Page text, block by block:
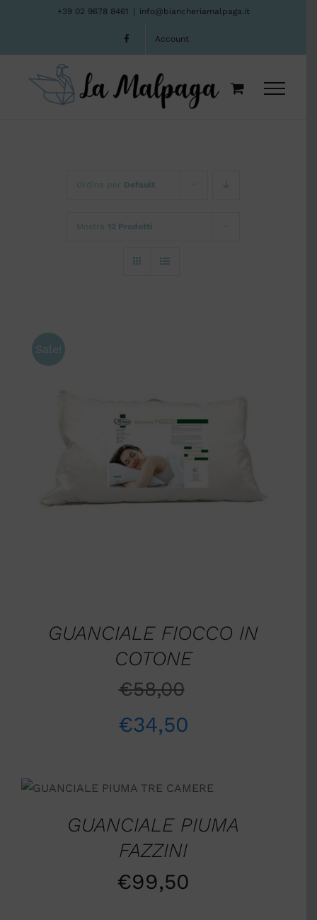
+39 02 9678 8461 info@biancheriamalpaga.it
Account
Ordina per Default
Mostra 12 Prodotti
Sale!
AGGIUNGI AL CARRELLO
GUANCIALE FIOCCO IN
COTONE
€58,00
€34,50
AGGIUNGI AL CARRELLO
/
GUANCIALE PIUMA
FAZZINI
€99,50